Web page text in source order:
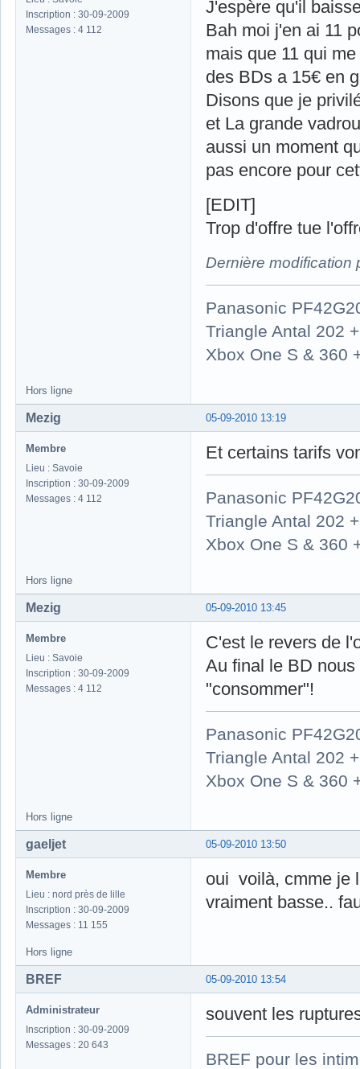
Inscription : 30-09-2009
Messages : 4 112
J'espère qu'il
Bah moi j'en ai 11
mais que 11 qui
des BDs a 15€ en
Disons que je
et La grande
aussi un moment
pas encore pour
[EDIT]
Trop d'offre tue
Dernière modification
Panasonic
Triangle Antal 202
Xbox One S & 360
Hors ligne
05-09-2010 13:19
Mezig
Membre
Lieu : Savoie
Inscription : 30-09-2009
Messages : 4 112
Et certains tarifs
Panasonic
Triangle Antal 202
Xbox One S & 360
Hors ligne
05-09-2010 13:45
Mezig
Membre
Lieu : Savoie
Inscription : 30-09-2009
Messages : 4 112
C'est le revers de
Au final le BD
"consommer"!
Panasonic
Triangle Antal 202
Xbox One S & 360
Hors ligne
05-09-2010 13:50
gaeljet
Membre
Lieu : nord près de lille
Inscription : 30-09-2009
Messages : 11 155
oui voilà, cmme je
vraiment basse..
Hors ligne
05-09-2010 13:54
BREF
Administrateur
Inscription : 30-09-2009
Messages : 20 643
souvent les
BREF pour les